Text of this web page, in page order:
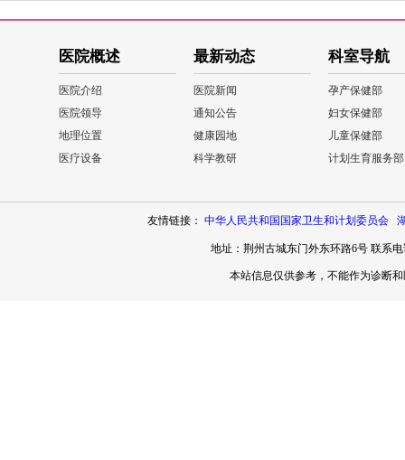
医院概述
医院介绍
医院领导
地理位置
医疗设备
最新动态
医院新闻
通知公告
健康园地
科学教研
科室导航
孕产保健部
妇女保健部
儿童保健部
计划生育服务部
友情链接： 中华人民共和国国家卫生和计划委员会
地址：荆州古城东门外东环路6号 联系电
本站信息仅供参考，不能作为诊断